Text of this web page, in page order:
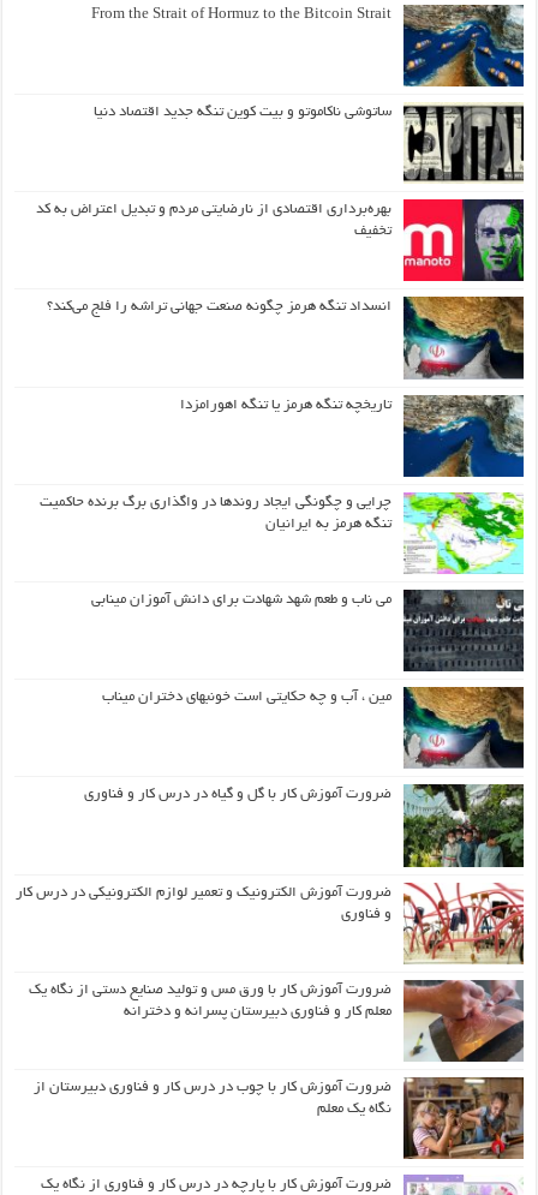
From the Strait of Hormuz to the Bitcoin Strait
ساتوشی ناکاموتو و بیت کوین تنگه جدید اقتصاد دنیا
بهره‌برداری اقتصادی از نارضایتی مردم و تبدیل اعتراض به کد
تخفیف
انسداد تنگه هرمز چگونه صنعت جهانی تراشه را فلج می‌کند؟
تاریخچه تنگه هرمز یا تنگه اهورامزدا
چرایی و چگونگی ایجاد روندها در واگذاری برگ برنده حاکمیت
تنگه هرمز به ایرانیان
می ناب و طعم شهد شهادت برای دانش آموزان مینابی
مین ، آب و چه حکایتی است خونبهای دختران میناب
ضرورت آموزش کار با گل و گیاه در درس کار و فناوری
ضرورت آموزش الکترونیک و تعمیر لوازم الکترونیکی در درس کار
و فناوری
ضرورت آموزش کار با ورق مس و تولید صنایع دستی از نگاه یک
معلم کار و فناوری دبیرستان پسرانه و دخترانه
ضرورت آموزش کار با چوب در درس کار و فناوری دبیرستان از
نگاه یک معلم
ضرورت آموزش کار با پارچه در درس کار و فناوری از نگاه یک